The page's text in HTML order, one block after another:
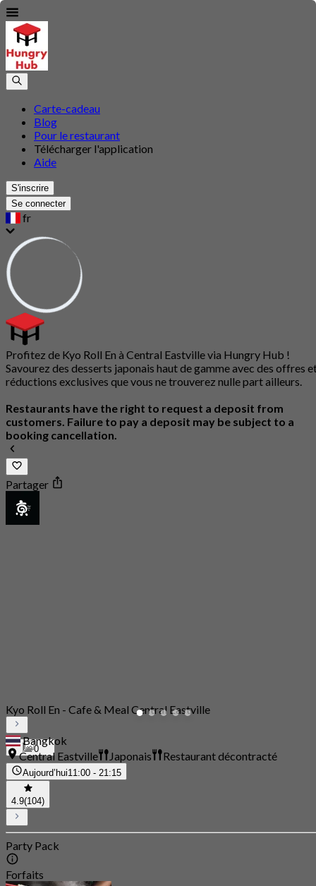
Carte-cadeau
Blog
Pour le restaurant
Télécharger l'application
Aide
S'inscrire
Se connecter
fr
Profitez de Kyo Roll En à Central Eastville via Hungry Hub !
Savourez des desserts japonais haut de gamme avec des offres
réductions exclusives que vous ne trouverez nulle part ailleurs.
Restaurants have the right to request a deposit from
customers. Failure to pay a deposit may be subject to a
booking cancellation.
Partager
0
Kyo Roll En - Cafe & Meal Central Eastville
Bangkok
Central Eastville
Japonais Restaurant décontracté
Aujourd’hui11:00 - 21:15
4.9(104)
Party Pack
Forfaits